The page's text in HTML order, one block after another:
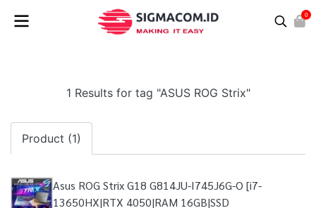
0
1 Results for tag "ASUS ROG Strix"
Product (1)
Asus ROG Strix G18 G814JU-I745J6G-O [i7-
13650HX|RTX 4050|RAM 16GB|SSD